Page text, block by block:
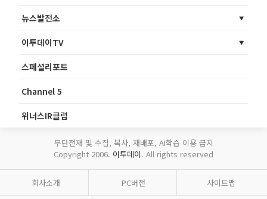
뉴스발전소
이투데이TV
스페셜리포트
Channel 5
위너스IR클럽
무단전재 및 수집, 복사, 재배포, AI학습 이용 금지
Copyright 2006. 이투데이. All rights reserved
회사소개 PC버전 사이트맵